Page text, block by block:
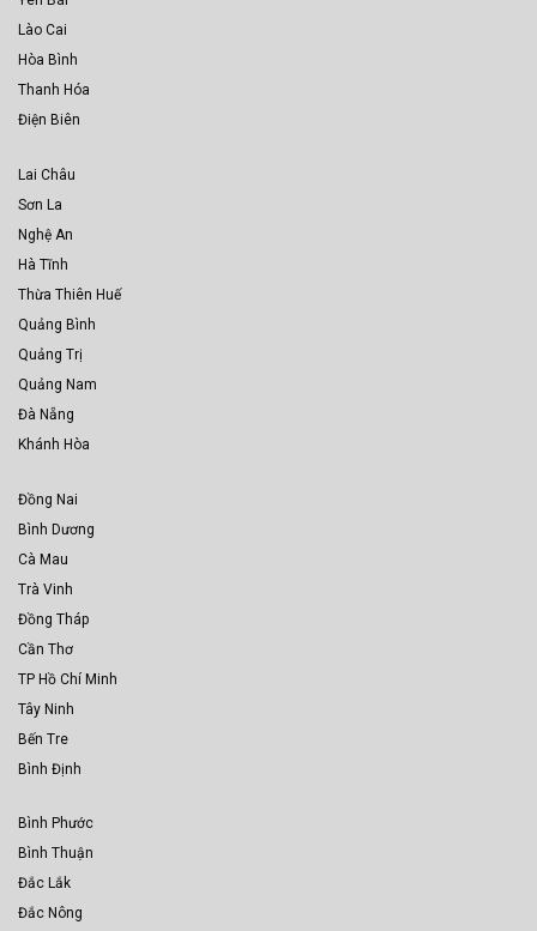
Lào Cai
Hòa Bình
Thanh Hóa
Điện Biên
Lai Châu
Sơn La
Nghệ An
Hà Tĩnh
Thừa Thiên Huế
Quảng Bình
Quảng Trị
Quảng Nam
Đà Nẵng
Khánh Hòa
Đồng Nai
Bình Dương
Cà Mau
Trà Vinh
Đồng Tháp
Cần Thơ
TP Hồ Chí Minh
Tây Ninh
Bến Tre
Bình Định
Bình Phước
Bình Thuận
Đắc Lắk
Đắc Nông